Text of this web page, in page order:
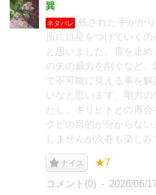
巽
ネタバレ
残された手がか
所に目星をつけていく
と思いました。雷を止
の矢の威力を削ぐなど
で不可能に見える事を
いなと思います。剛力
たし、キリヒトとの再
クビの目的が分からな
しませんが次巻も楽しみ
ナイス ★7
コメント(0) 2026/06/